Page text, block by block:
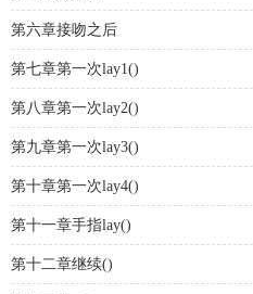
第六章接吻之后
第七章第一次lay1()
第八章第一次lay2()
第九章第一次lay3()
第十章第一次lay4()
第十一章手指lay()
第十二章继续()